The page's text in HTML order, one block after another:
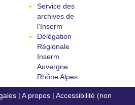
Service des
archives de
l'Inserm
Délégation
Régionale
Inserm
Auvergne
Rhône Alpes
| A propos | Accessibilité (non